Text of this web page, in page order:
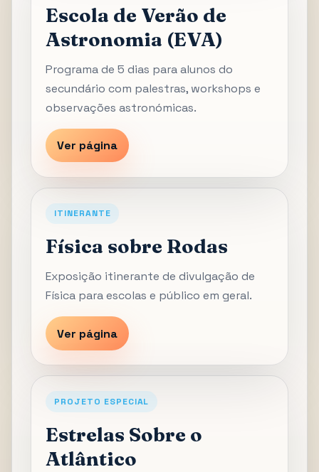
Escola de Verão de
Astronomia (EVA)
Programa de 5 dias para alunos do
secundário com palestras, workshops e
observações astronómicas.
Ver página
ITINERANTE
Física sobre Rodas
Exposição itinerante de divulgação de
Física para escolas e público em geral.
Ver página
PROJETO ESPECIAL
Estrelas Sobre o
Atlântico